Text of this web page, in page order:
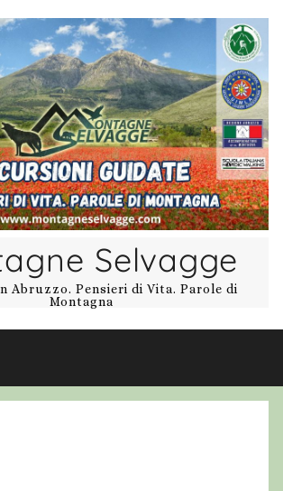
Selvagge
Abruzzo. Pensieri di Vita. Parole di
Montagna